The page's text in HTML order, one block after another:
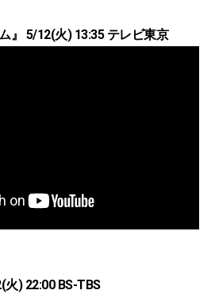
』 5/12(火) 13:35 テレビ東京
火) 22:00 BS-TBS